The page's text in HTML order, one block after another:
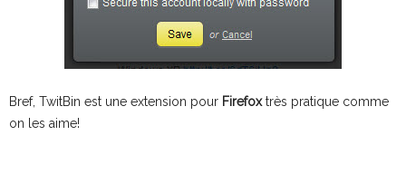
Bref, TwitBin est une extension pour Firefoxtrès pratique comme
on les aime!